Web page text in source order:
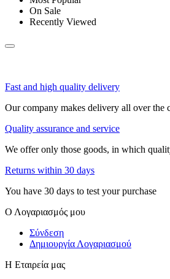
On Sale
Recently Viewed
Fast and high quality delivery
Our company makes delivery all over the
Quality assurance and service
We offer only those goods, in which
Returns within 30 days
You have 30 days to test your purchase
Ο Λογαριασμός μου
Σύνδεση
Δημιουργία Λογαριασμού
Η Εταιρεία μας